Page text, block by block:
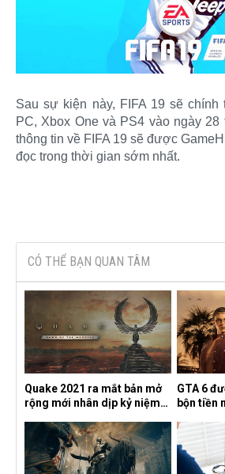
Sau sự kiện này, FIFA 19 sẽ chính
PC, Xbox One và PS4 vào ngày
thông tin về FIFA 19 sẽ được
đọc trong thời gian sớm nhất.​
CÓ THỂ BẠN QUAN TÂM
Quake 2021 ra mắt bản mở
rộng mới nhân dịp kỷ niệm
the Machine
GTA 6
bộn tiền